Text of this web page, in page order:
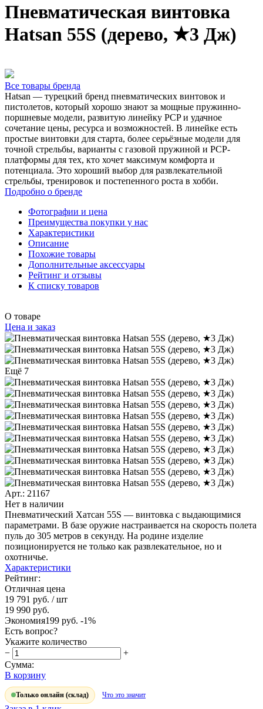
Пневматическая винтовка
Hatsan 55S (дерево, ★3 Дж)
Все товары бренда
Hatsan — турецкий бренд пневматических винтовок и
пистолетов, который хорошо знают за мощные пружинно-
поршневые модели, развитую линейку PCP и удачное
сочетание цены, ресурса и возможностей. В линейке есть
простые винтовки для старта, более серьёзные модели для
точной стрельбы, варианты с газовой пружиной и PCP-
платформы для тех, кто хочет максимум комфорта и
потенциала. Это хороший выбор для развлекательной
стрельбы, тренировок и постепенного роста в хобби.
Подробно о бренде
Фотографии и цена
Преимущества покупки у нас
Характеристики
Описание
Похожие товары
Дополнительные аксессуары
Рейтинг и отзывы
К списку товаров
О товаре
Цена и заказ
Ещё 7
Арт.: 21167
Нет в наличии
Пневматический Хатсан 55S — винтовка с выдающимися
параметрами. В базе оружие настраивается на скорость полета
пуль до 305 метров в секунду. На родине изделие
позиционируется не только как развлекательное, но и
охотничье.
Характеристики
Рейтинг:
Отличная цена
19 791 руб. / шт
19 990 руб.
Экономия199 руб. -1%
Есть вопрос?
Укажите количество
−
+
Сумма:
В корзину
Только онлайн (склад) Что это значит